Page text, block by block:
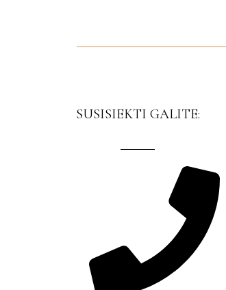
SUSISIEKTI GALITE: